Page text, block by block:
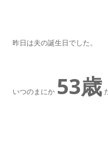
昨日は夫の誕生日でした。
いつのまにか 53歳